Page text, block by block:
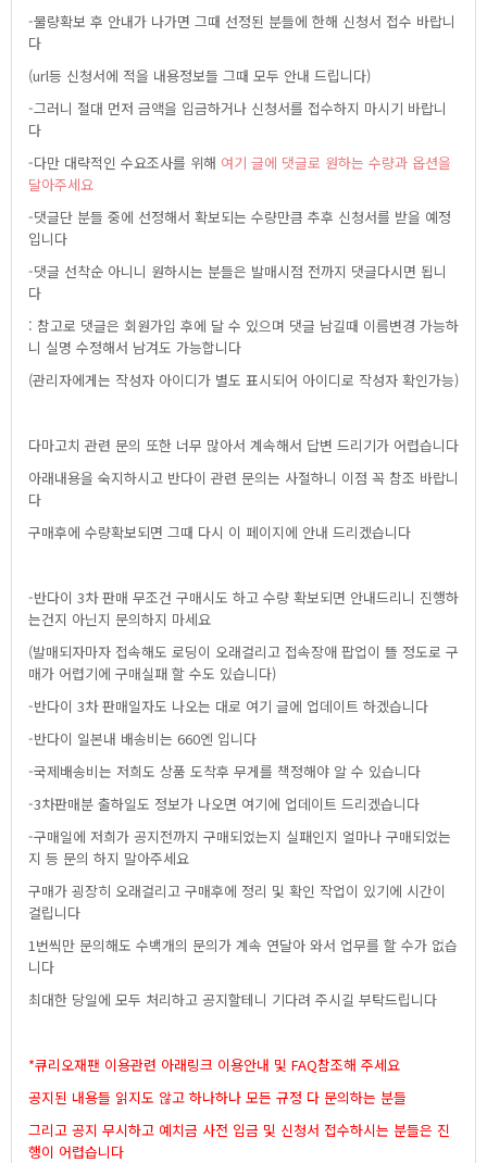
-물량확보후안내가나가면그때선정된분들에한해신청서접수바랍니
다
(url등신청서에적을내용정보들그때모두안내드립니다)
-그러니절대먼저금액을입금하거나신청서를접수하지마시기바랍니
다
-다만대략적인수요조사를위해 여기글에댓글로원하는수량과옵션을
달아주세요
-댓글단분들중에선정해서확보되는수량만큼추후신청서를받을예정
입니다
-댓글선착순아니니원하시는분들은발매시점전까지댓글다시면됩니
다
:참고로댓글은회원가입후에달수있으며댓글남길때이름변경가능하
니실명수정해서남겨도가능합니다
(관리자에게는작성자아이디가별도표시되어아이디로작성자확인가능)
다마고치관련문의또한너무많아서계속해서답변드리기가어렵습니다
아래내용을숙지하시고반다이관련문의는사절하니이점꼭참조바랍니
다
구매후에수량확보되면그때다시이페이지에안내드리겠습니다
-반다이3차판매무조건구매시도하고수량확보되면안내드리니진행하
는건지아닌지문의하지마세요
(발매되자마자접속해도로딩이오래걸리고접속장애팝업이뜰정도로구
매가어렵기에구매실패할수도있습니다)
-반다이3차판매일자도나오는대로여기글에업데이트하겠습니다
-반다이일본내배송비는660엔입니다
-국제배송비는저희도상품도착후무게를책정해야알수있습니다
-3차판매분출하일도정보가나오면여기에업데이트드리겠습니다
-구매일에저희가공지전까지구매되었는지실패인지얼마나구매되었는
지등문의하지말아주세요
구매가굉장히오래걸리고구매후에정리및확인작업이있기에시간이
걸립니다
1번씩만문의해도수백개의문의가계속연달아와서업무를할수가없습
니다
최대한당일에모두처리하고공지할테니기다려주시길부탁드립니다
*큐리오재팬이용관련아래링크이용안내및FAQ참조해주세요
공지된내용들읽지도않고하나하나모든규정다문의하는분들
그리고공지무시하고예치금사전입금및신청서접수하시는분들은진
행이어렵습니다